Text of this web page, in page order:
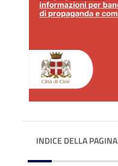
INDICE DELLA PAGINA